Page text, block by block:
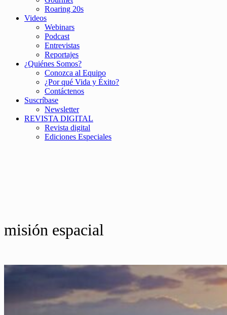
Roaring 20s
Videos
Webinars
Podcast
Entrevistas
Reportajes
¿Quiénes Somos?
Conozca al Equipo
¿Por qué Vida y Éxito?
Contáctenos
Suscríbase
Newsletter
REVISTA DIGITAL
Revista digital
Ediciones Especiales
misión espacial